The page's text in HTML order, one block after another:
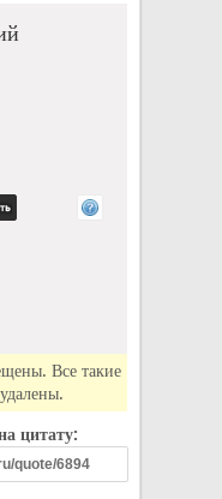
Все такие
цитату: